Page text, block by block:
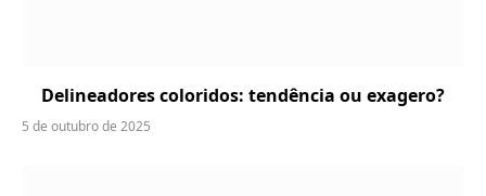
Delineadores coloridos: tendência ou exagero?
5 de outubro de 2025